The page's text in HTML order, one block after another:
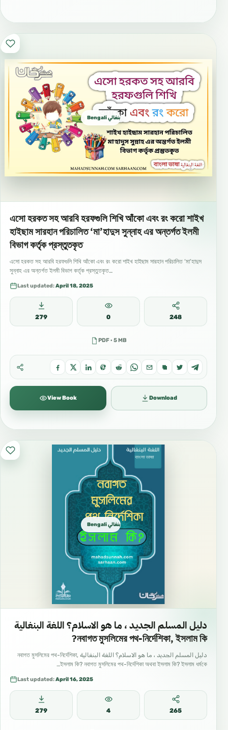
Bengali بنغالي বাংলা
এসো হরকত সহ আরবি হরফগুলি শিখি আঁকো এবং রং করো শাইখ
হাইছাম সারহান পরিচালিত ‘মা’হাদুস সুন্নাহ এর অন্তর্গত ইলমী
বিভাগ কর্তৃক প্রস্তুতকৃত
এসো হরকত সহ আরবি হরফগুলি শিখি আঁকো এবং রং করো শাইখ হাইছাম সারহান পরিচালিত ‘মা’হাদুস
সুন্নাহ এর অন্তর্গত ইলমী বিভাগ কর্তৃক প্রস্তুতকৃত…
Last updated:April 18, 2025
279 0 248
PDF · 5 MB
View Book Download
Bengali بنغالي বাংলা
دليل المسلم الجديد ، ما هو الاسلام؟ اللغة البنغالية
নবাগত মুসলিমের পথ-নির্দেশিকা, ইসলাম কি?
دليل المسلم الجديد ، ما هو الاسلام؟ اللغة البنغالية নবাগত মুসলিমের পথ-নির্দেশিকা,
ইসলাম কি? নবাগত মুসলিমের পথ-নির্দেশিকা অথবা ইসলাম কি? ইসলাম ধর্মকে…
Last updated:April 16, 2025
279 4 265